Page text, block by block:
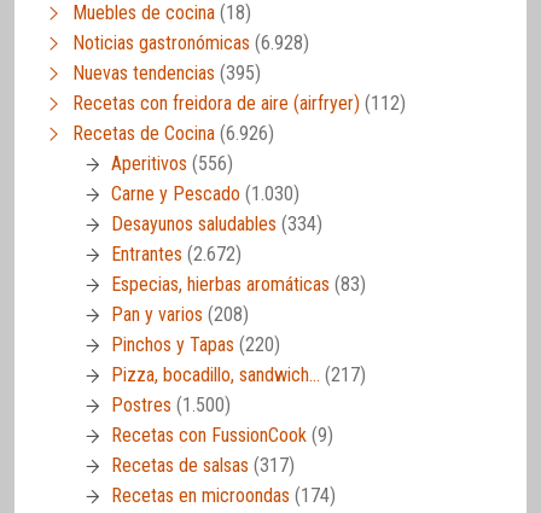
Muebles de cocina (18)
Noticias gastronómicas (6.928)
Nuevas tendencias (395)
Recetas con freidora de aire (airfryer) (112)
Recetas de Cocina (6.926)
Aperitivos (556)
Carne y Pescado (1.030)
Desayunos saludables (334)
Entrantes (2.672)
Especias, hierbas aromáticas (83)
Pan y varios (208)
Pinchos y Tapas (220)
Pizza, bocadillo, sandwich… (217)
Postres (1.500)
Recetas con FussionCook (9)
Recetas de salsas (317)
Recetas en microondas (174)